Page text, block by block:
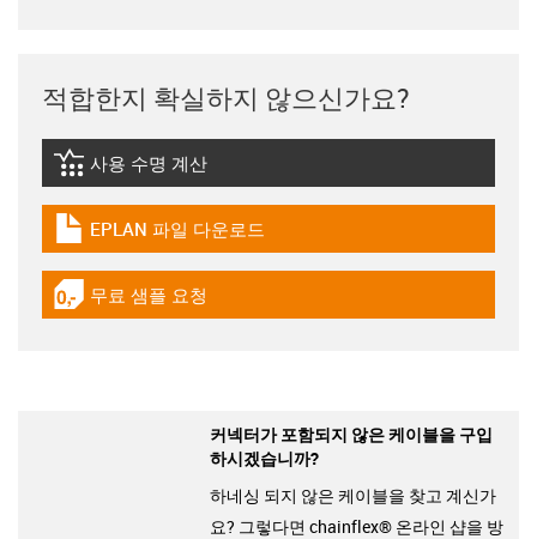
적합한지 확실하지 않으신가요?
igus-icon-lebensdauerrechner
사용 수명 계산
igus-icon-download-plan
EPLAN 파일 다운로드
igus-icon-gratismuster
무료 샘플 요청
커넥터가 포함되지 않은 케이블을 구입
하시겠습니까?
하네싱 되지 않은 케이블을 찾고 계신가
요? 그렇다면 chainflex® 온라인 샵을 방